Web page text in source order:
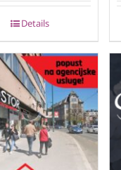
Details